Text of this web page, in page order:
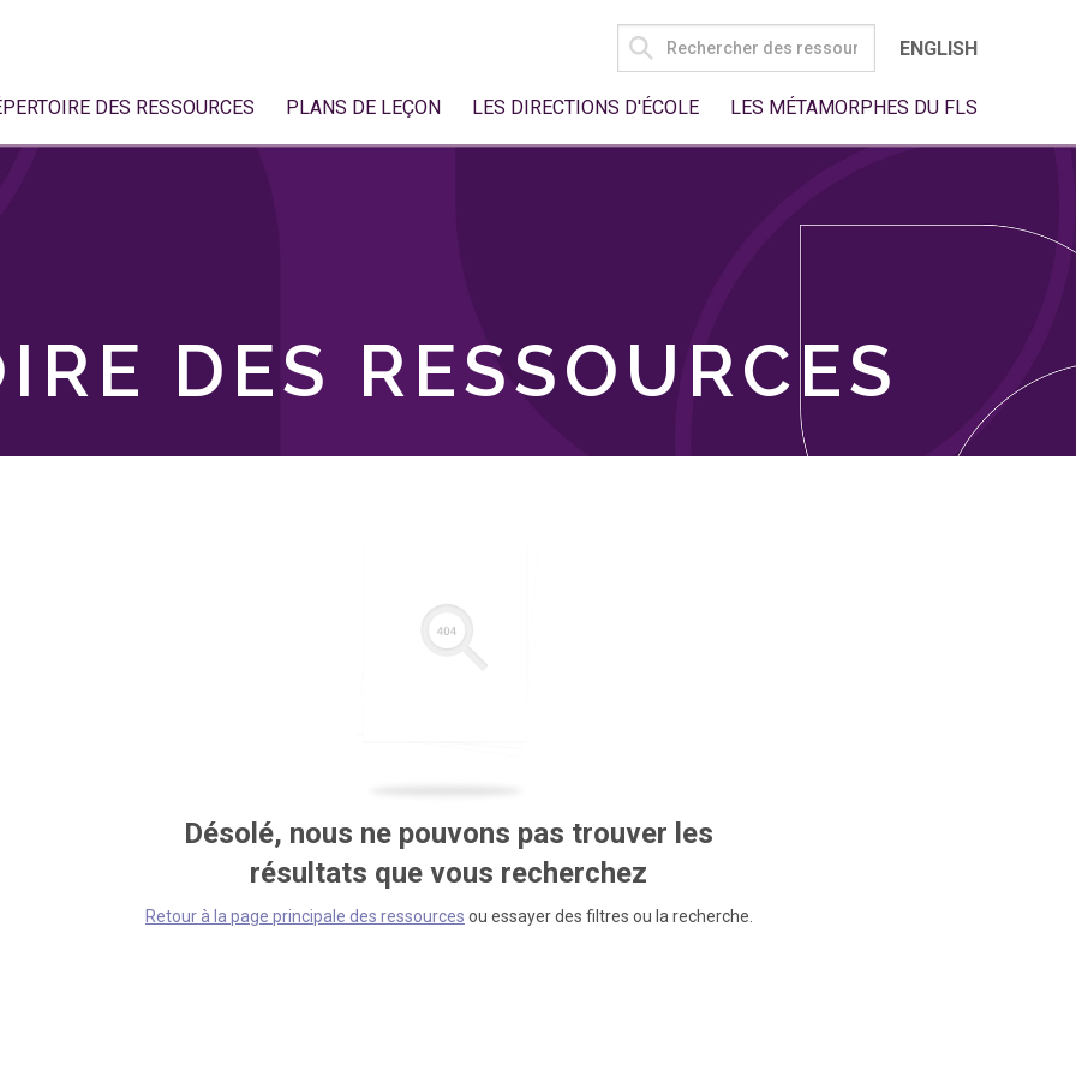
SEARCH
FOR:
ENGLISH
DES RESSOURCES PLANS DE LEÇON LES DIRECTIONS D'ÉCOLE LES MÉTAMORPHES DU FLS
DES RESSOURCES
Désolé, nous ne pouvons pas trouver les
résultats que vous recherchez
Retour à la page principale des ressources ou essayer des filtres ou la recherche.